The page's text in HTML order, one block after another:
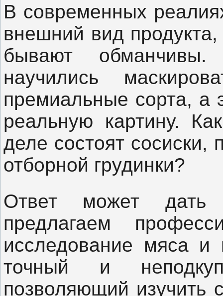
В современных
внешний вид
бывают обманчивы.
научились
премиальные сорта, а
реальную картину.
деле состоят сосиски,
отборной грудинки?
Ответ может
предлагаем
исследование мяса
точный и
позволяющий изучить